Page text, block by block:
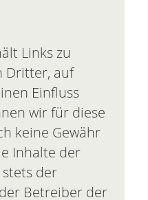
Links zu
Dritter, auf
Einfluss
wir für diese
keine Gewähr
Inhalte der
der
Betreiber der